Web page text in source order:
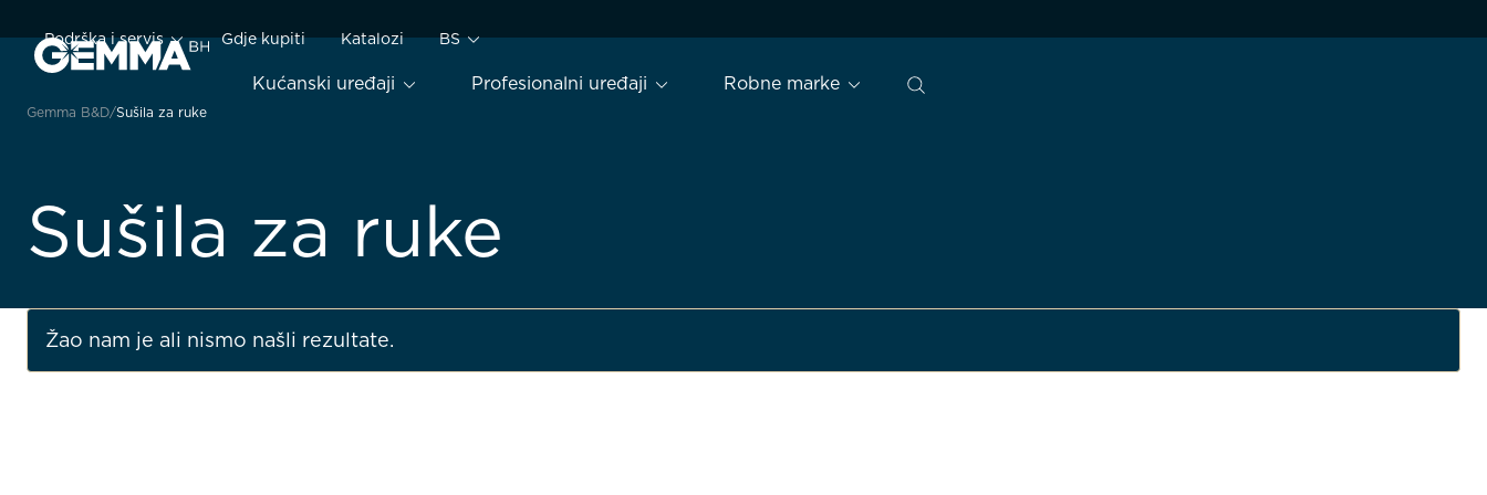
Kućanski uređaji Profesionalni uređaji Robne marke
Podrška i servis Gdje kupiti Katalozi BS
Gemma B&D Sušila za ruke
Sušila za ruke
Žao nam je ali nismo našli rezultate.